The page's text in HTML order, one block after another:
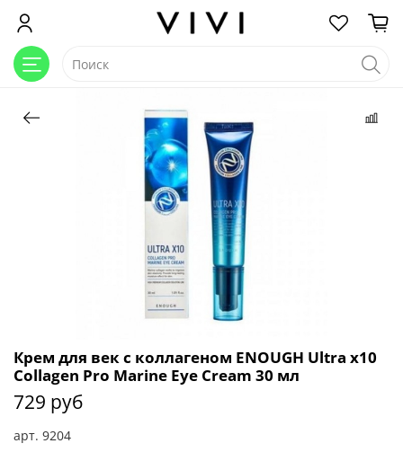
арт. 9204
Крем для век с коллагеном ENOUGH Ultra x10
Collagen Pro Marine Eye Cream 30 мл
729 руб